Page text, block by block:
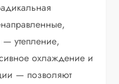
утепление,
охлаждение и
— позволяют